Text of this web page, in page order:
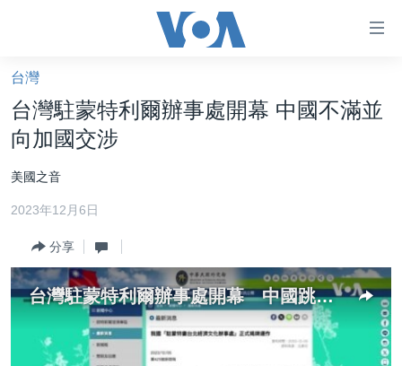
礙
鏈
接
跳
轉
內
轉
到
美國大選2024
海外港人
新聞自由
台灣
台灣駐蒙特利爾辦事處開幕 中國不滿並
向加國交涉
美國之音
2023年12月6日
分享
台灣駐蒙特利爾辦事處開幕 中國跳腳向加拿大交涉